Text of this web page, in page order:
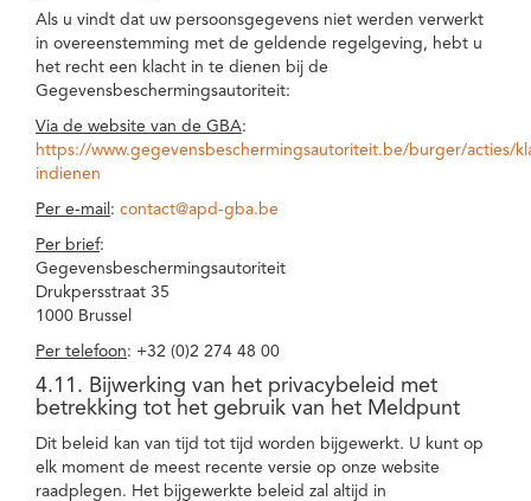
Als u vindt dat uw persoonsgegevens niet werden verwerkt
in overeenstemming met de geldende regelgeving, hebt u
het recht een klacht in te dienen bij de
Gegevensbeschermingsautoriteit:
Via de website van de GBA:
https://www.gegevensbeschermingsautoriteit.be/burger/acties/
indienen
Per e-mail : contact@apd-gba.be
Per brief:
Gegevensbeschermingsautoriteit
Drukpersstraat 35
1000 Brussel
Per telefoon: +32 (0)2 274 48 00
4.11. Bijwerking van het privacybeleid met
betrekking tot het gebruik van het Meldpunt
Dit beleid kan van tijd tot tijd worden bijgewerkt. U kunt op
elk moment de meest recente versie op onze website
raadplegen. Het bijgewerkte beleid zal altijd in